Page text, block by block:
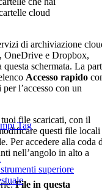
Tag
superiore
cloud
di archiviazione
e Dropbox,
schermata. La
Accesso rapido
l’accesso con un
file scaricati, con il
questi file locali
Per accedere alla coda
nell’angolo in alto a
File in questa